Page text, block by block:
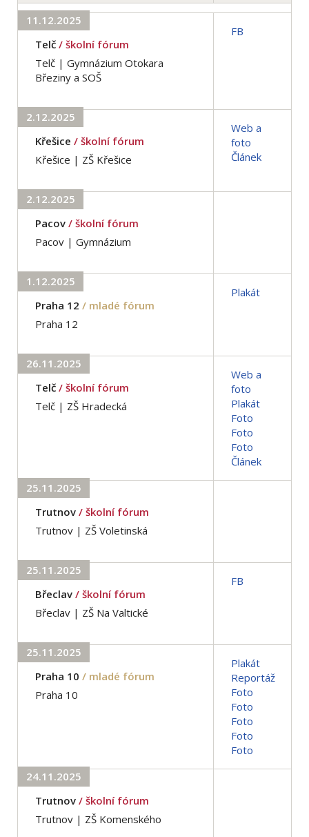
11.12.2025
Telč / školní fórum
Telč | Gymnázium Otokara
Březiny a SOŠ
FB
2.12.2025
Křešice / školní fórum
Křešice | ZŠ Křešice
Web a
foto
Článek
2.12.2025
Pacov / školní fórum
Pacov | Gymnázium
1.12.2025
Praha 12 / mladé fórum
Praha 12
Plakát
26.11.2025
Telč / školní fórum
Telč | ZŠ Hradecká
Web a
foto
Plakát
Foto
Foto
Foto
Článek
25.11.2025
Trutnov / školní fórum
Trutnov | ZŠ Voletinská
25.11.2025
Břeclav / školní fórum
Břeclav | ZŠ Na Valtické
FB
25.11.2025
Praha 10 / mladé fórum
Praha 10
Plakát
Reportáž
Foto
Foto
Foto
Foto
Foto
24.11.2025
Trutnov / školní fórum
Trutnov | ZŠ Komenského